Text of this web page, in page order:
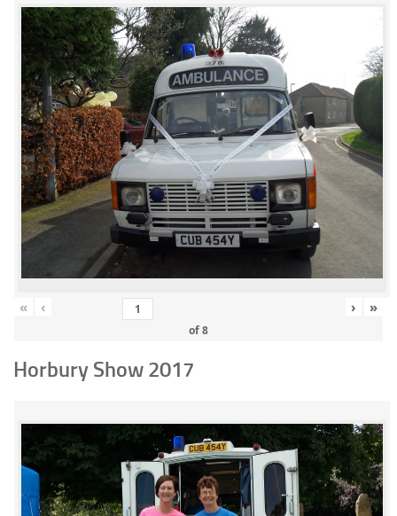
« ‹
of8
› »
Horbury Show 2017